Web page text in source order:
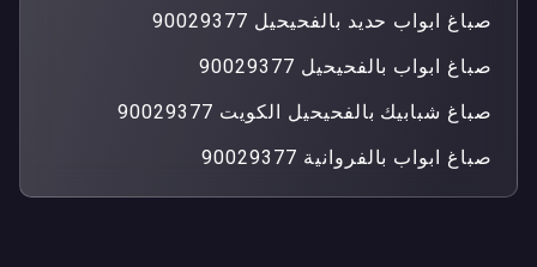
صباغ ابواب حديد بالفحيحيل 90029377
صباغ ابواب بالفحيحيل 90029377
صباغ شبابيك بالفحيحيل الكويت 90029377
صباغ ابواب بالفروانية 90029377